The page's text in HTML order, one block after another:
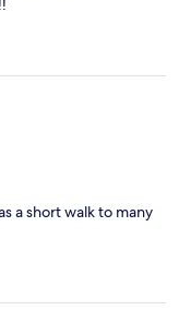
a short walk to many